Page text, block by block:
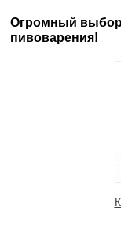
Огромный выбор
пивоварения!